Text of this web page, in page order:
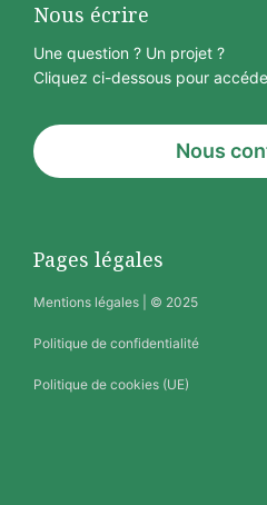
Nous écrire
Une question ? Un projet ?
Cliquez ci-dessous pour
Nous
Pages légales
Mentions légales | © 2025
Politique de confidentialité
Politique de cookies (UE)